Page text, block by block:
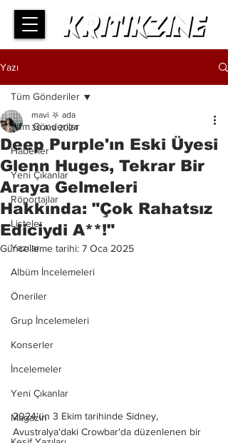
Yazı
Tüm Gönderiler
Haberler
Yeni Çıkanlar
Röportajlar
Listeler
Yazılar
Albüm İncelemeleri
Öneriler
Grup İncelemeleri
Konserler
İncelemeler
Yeni Çıkanlar
Magazin
Tüm Gönderiler
Deep Purple'ın Eski Üyesi
Glenn Huges, Tekrar Bir
Araya Gelmeleri
Hakkında: "Çok Rahatsız
Ediciydi A**!"
mavi ⛧ ada
30 Ara 2024
Güncelleme tarihi: 7 Oca 2025
2024'ün 3 Ekim tarihinde Sidney,
Avustralya'daki Crowbar'da düzenlenen bir